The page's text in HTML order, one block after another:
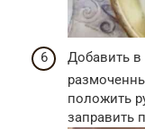
Добавить в
положить
заправить